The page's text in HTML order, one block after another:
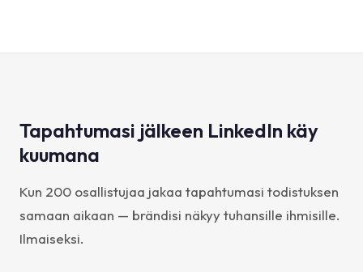
Tapahtumasi jälkeen LinkedIn käy
kuumana
Kun 200 osallistujaa jakaa tapahtumasi todistuksen
samaan aikaan — brändisi näkyy tuhansille ihmisille.
Ilmaiseksi.